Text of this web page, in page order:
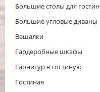
Большие столы для
Большие угловые диваны
Вешалки
Гардеробные шкафы
Гарнитур в гостиную
Гостиная